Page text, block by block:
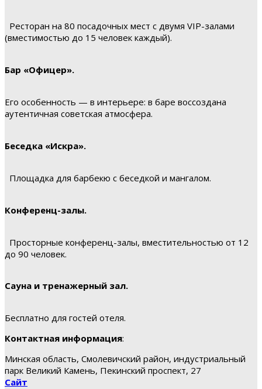
Ресторан на 80 посадочных мест с двумя VIP-залами
(вместимостью до 15 человек каждый).
Бар «Офицер».
Его особенность — в интерьере: в баре воссоздана
аутентичная советская атмосфера.
Беседка «Искра».
Площадка для барбекю с беседкой и мангалом.
Конференц-залы.
Просторные конференц-залы, вместительностью от 12
до 90 человек.
Сауна и тренажерный зал.
Бесплатно для гостей отеля.
Контактная информация:
Минская область, Смолевичский район, индустриальный
парк Великий Камень, Пекинский проспект, 27
Сайт